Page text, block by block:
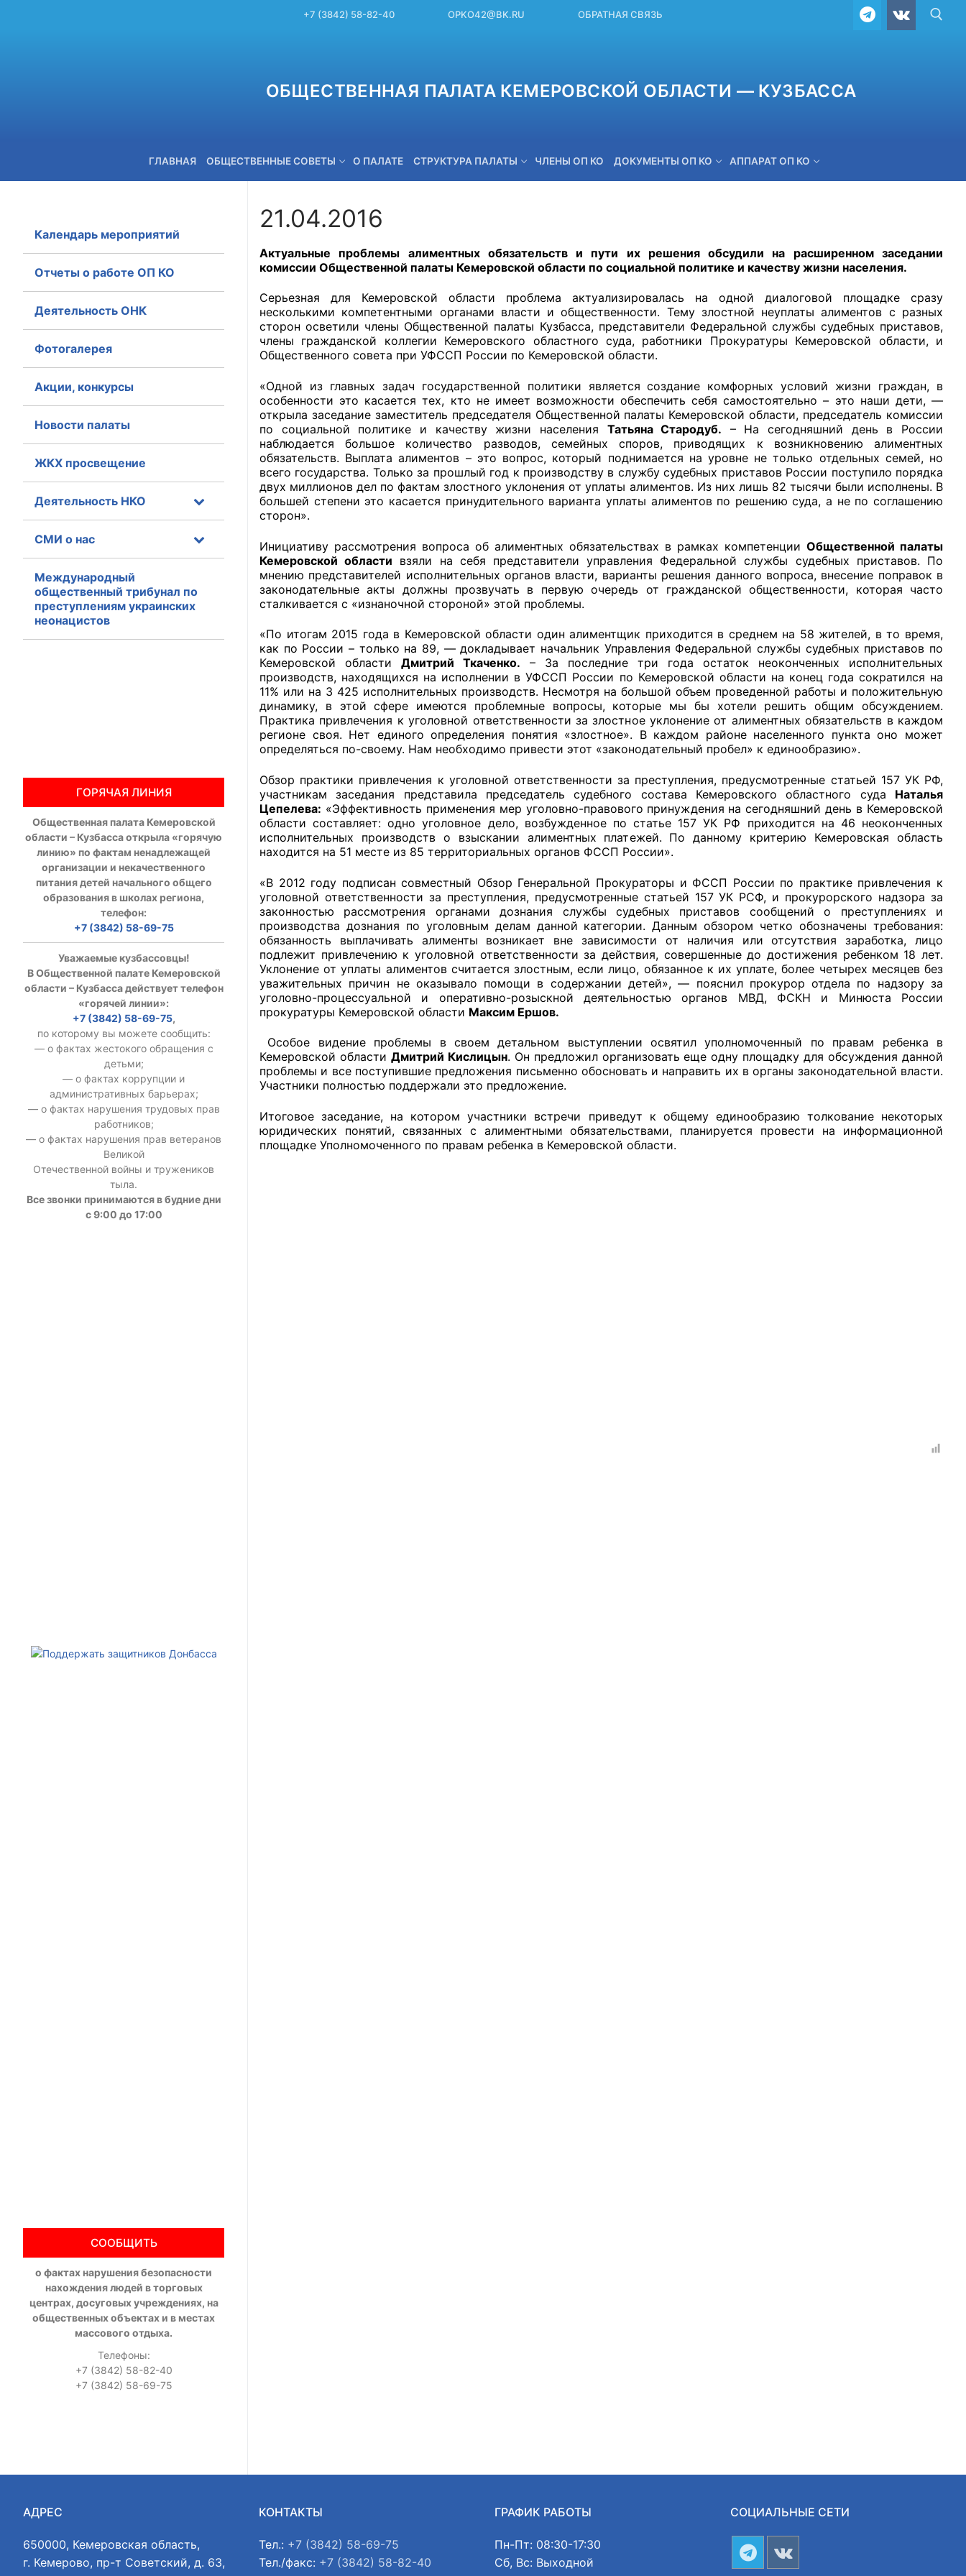
+7 (3842) 58-82-40 OPKO42@BK.RU ОБРАТНАЯ СВЯЗЬ
ОБЩЕСТВЕННАЯ ПАЛАТА КЕМЕРОВСКОЙ ОБЛАСТИ — КУЗБАССА
ГЛАВНАЯ ОБЩЕСТВЕННЫЕ СОВЕТЫ О ПАЛАТЕ СТРУКТУРА ПАЛАТЫ ЧЛЕНЫ ОП КО ДОКУМЕНТЫ ОП КО АППАРАТ ОП КО
+7 (3842) 58-82-40 OPKO42@BK.RU ОБРАТНАЯ СВЯЗЬ
Главная
Общественные советы
Общественные советы при территориальных органах федеральных органов
исполнительной власти
Общественные советы по проведению независимой оценки качества условий
оказания услуг
О Палате
Структура Палаты
Комиссии
Экспертный совет ОП КО
Совет ОП КО
Общественный штаб
Члены ОП КО
Документы ОП КО
Кодекс этики ОП КО
Положения
Соглашения
Рекомендации
Порядок работы ЦОН
Аппарат ОП КО
УСТАВ ГКУ “АППАРАТ ОП КО”
Доходы руководителя за 2024 г.
21.04.2016
Актуальные проблемы алиментных обязательств и пути их решения обсудили на расширенном заседании
комиссии Общественной палаты Кемеровской области по социальной политике и качеству жизни населения.
Серьезная для Кемеровской области проблема актуализировалась на одной диалоговой площадке сразу
несколькими компетентными органами власти и общественности. Тему злостной неуплаты алиментов с разных
сторон осветили члены Общественной палаты Кузбасса, представители Федеральной службы судебных приставов,
члены гражданской коллегии Кемеровского областного суда, работники Прокуратуры Кемеровской области, и
Общественного совета при УФССП России по Кемеровской области.
«Одной из главных задач государственной политики является создание комфорных условий жизни граждан, в
особенности это касается тех, кто не имеет возможности обеспечить себя самостоятельно – это наши дети, —
открыла заседание заместитель председателя Общественной палаты Кемеровской области, председатель комиссии
по социальной политике и качеству жизни населения Татьяна Стародуб. – На сегодняшний день в России
наблюдается большое количество разводов, семейных споров, приводящих к возникновению алиментных
обязательств. Выплата алиментов – это вопрос, который поднимается на уровне не только отдельных семей, но
всего государства. Только за прошлый год к производству в службу судебных приставов России поступило порядка
двух миллионов дел по фактам злостного уклонения от уплаты алиментов. Из них лишь 82 тысячи были исполнены. В
большей степени это касается принудительного варианта уплаты алиментов по решению суда, а не по соглашению
сторон».
Инициативу рассмотрения вопроса об алиментных обязательствах в рамках компетенции Общественной палаты
Кемеровской области взяли на себя представители управления Федеральной службы судебных приставов. По
мнению представителей исполнительных органов власти, варианты решения данного вопроса, внесение поправок в
законодательные акты должны прозвучать в первую очередь от гражданской общественности, которая часто
сталкивается с «изнаночной стороной» этой проблемы.
«По итогам 2015 года в Кемеровской области один алиментщик приходится в среднем на 58 жителей, в то время,
как по России – только на 89, — докладывает начальник Управления Федеральной службы судебных приставов по
Кемеровской области Дмитрий Ткаченко. – За последние три года остаток неоконченных исполнительных
производств, находящихся на исполнении в УФССП России по Кемеровской области на конец года сократился на
11% или на 3 425 исполнительных производств. Несмотря на большой объем проведенной работы и положительную
динамику, в этой сфере имеются проблемные вопросы, которые мы бы хотели решить общим обсуждением.
Практика привлечения к уголовной ответственности за злостное уклонение от алиментных обязательств в каждом
регионе своя. Нет единого определения понятия «злостное». В каждом районе населенного пункта оно может
определяться по-своему. Нам необходимо привести этот «законодательный пробел» к единообразию».
Обзор практики привлечения к уголовной ответственности за преступления, предусмотренные статьей 157 УК РФ,
участникам заседания представила председатель судебного состава Кемеровского областного суда Наталья
Цепелева: «Эффективность применения мер уголовно-правового принуждения на сегодняшний день в Кемеровской
области составляет: одно уголовное дело, возбужденное по статье 157 УК РФ приходится на 46 неоконченных
исполнительных производств о взыскании алиментных платежей. По данному критерию Кемеровская область
находится на 51 месте из 85 территориальных органов ФССП России».
«В 2012 году подписан совместный Обзор Генеральной Прокураторы и ФССП России по практике привлечения к
уголовной ответственности за преступления, предусмотренные статьей 157 УК РСФ, и прокурорского надзора за
законностью рассмотрения органами дознания службы судебных приставов сообщений о преступлениях и
производства дознания по уголовным делам данной категории. Данным обзором четко обозначены требования:
обязанность выплачивать алименты возникает вне зависимости от наличия или отсутствия заработка, лицо
подлежит привлечению к уголовной ответственности за действия, совершенные до достижения ребенком 18 лет.
Уклонение от уплаты алиментов считается злостным, если лицо, обязанное к их уплате, более четырех месяцев без
уважительных причин не оказывало помощи в содержании детей», — пояснил прокурор отдела по надзору за
уголовно-процессуальной и оперативно-розыскной деятельностью органов МВД, ФСКН и Минюста России
прокуратуры Кемеровской области Максим Ершов.
Особое видение проблемы в своем детальном выступлении освятил уполномоченный по правам ребенка в
Кемеровской области Дмитрий Кислицын. Он предложил организовать еще одну площадку для обсуждения данной
проблемы и все поступившие предложения письменно обосновать и направить их в органы законодательной власти.
Участники полностью поддержали это предложение.
Итоговое заседание, на котором участники встречи приведут к общему единообразию толкование некоторых
юридических понятий, связанных с алиментными обязательствами, планируется провести на информационной
площадке Уполномоченного по правам ребенка в Кемеровской области.
Календарь мероприятий
Отчеты о работе ОП КО
Деятельность ОНК
Фотогалерея
Акции, конкурсы
Новости палаты
ЖКХ просвещение
Деятельность НКО
СМИ о нас
Международный
общественный трибунал по
преступлениям украинских
неонацистов
ГОРЯЧАЯ ЛИНИЯ
Общественная палата Кемеровской
области – Кузбасса открыла «горячую
линию» по фактам ненадлежащей
организации и некачественного
питания детей начального общего
образования в школах региона,
телефон:
+7 (3842) 58-69-75
Уважаемые кузбассовцы!
В Общественной палате Кемеровской
области – Кузбасса действует телефон
«горячей линии»:
+7 (3842) 58-69-75,
по которому вы можете сообщить:
— о фактах жестокого обращения с
детьми;
— о фактах коррупции и
административных барьерах;
— о фактах нарушения трудовых прав
работников;
— о фактах нарушения прав ветеранов
Великой
Отечественной войны и тружеников
тыла.
Все звонки принимаются в будние дни
с 9:00 до 17:00
СООБЩИТЬ
о фактах нарушения безопасности
нахождения людей в торговых
центрах, досуговых учреждениях, на
общественных объектах и в местах
массового отдыха.
Телефоны:
+7 (3842) 58-82-40
+7 (3842) 58-69-75
АДРЕС
650000, Кемеровская область,
г. Кемерово, пр-т Советский, д. 63,
КОНТАКТЫ
Тел.: +7 (3842) 58-69-75
Тел./факс: +7 (3842) 58-82-40
ГРАФИК РАБОТЫ
Пн-Пт: 08:30-17:30
Сб, Вс: Выходной
СОЦИАЛЬНЫЕ СЕТИ